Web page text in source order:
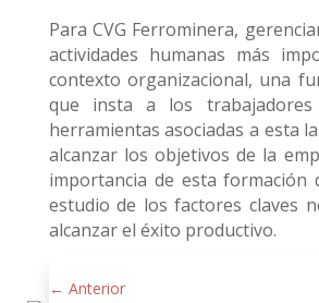
Para CVG Ferrominera,
actividades humanas más
contexto organizacional, una
que insta a los
herramientas asociadas a esta
alcanzar los objetivos de la
importancia de esta formación
estudio de los factores claves
alcanzar el éxito productivo.
← Anterior